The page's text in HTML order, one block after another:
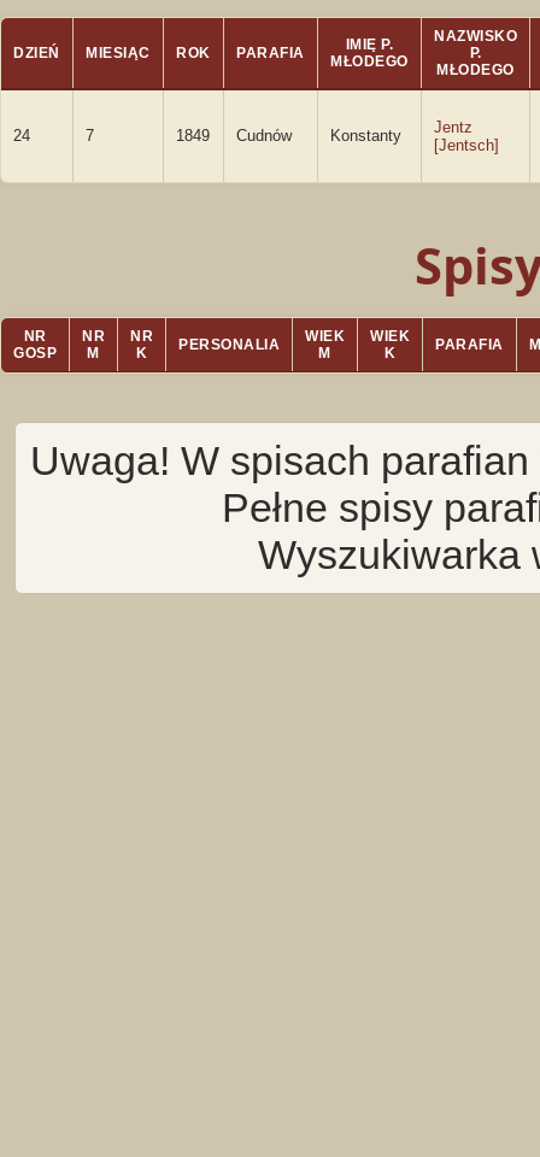
DZIEŃ MIESIĄC ROK PARAFIA
IMIĘ P.
MŁODEGO
NAZWISKO
P.
MŁODEGO
24 7 1849 Cudnów Konstanty
Jentz
[Jentsch]
NR
GOSP
NR
M
NR
K
PERSONALIA
WIEK
M
WIEK
K
PARAFIA
Uwaga! W spisach
Pełne spisy
Wyszukiwarka